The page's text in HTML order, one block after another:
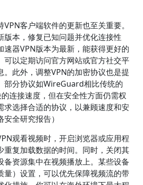
客户端软件的更新也至关重要。
版本，修复已知问题并优化连接性
速器VPN版本为最新，能获得更好的
可以定期访问官方网站或官方社交平
。此外，调整VPN的加密协议也是提
部分协议如WireGuard相比传统的
连接速度，但在安全性方面仍需权
求选择合适的协议，以兼顾速度和安
全研究报告）
观看视频时，开启浏览器或应用程
重复加载数据的时间。同时，关闭其
备资源集中在视频播放上。某些设备
量）设置，可以优先保障视频流的带